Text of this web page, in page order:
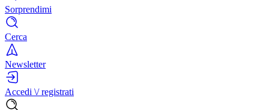
Sorprendimi
Cerca
Newsletter
Accedi \/ registrati